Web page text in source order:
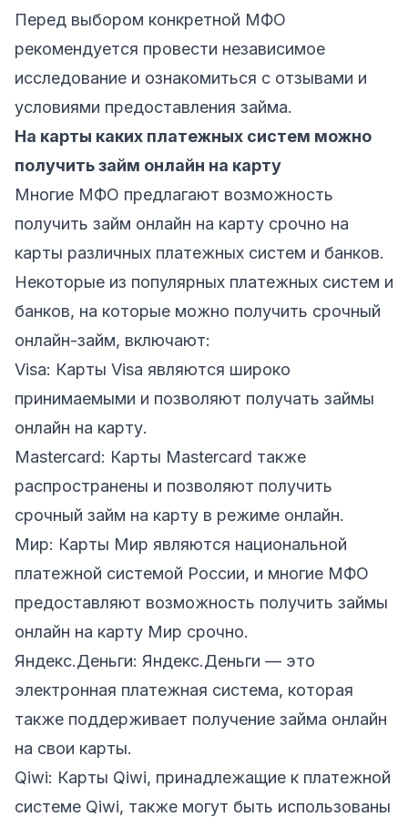
Перед выбором конкретной МФО
рекомендуется провести независимое
исследование и ознакомиться с отзывами и
условиями предоставления займа.
На карты каких платежных систем можно
получить займ онлайн на карту
Многие МФО предлагают возможность
получить займ онлайн на карту срочно на
карты различных платежных систем и банков.
Некоторые из популярных платежных систем и
банков, на которые можно получить срочный
онлайн-займ, включают:
Visa: Карты Visa являются широко
принимаемыми и позволяют получать займы
онлайн на карту.
Mastercard: Карты Mastercard также
распространены и позволяют получить
срочный займ на карту в режиме онлайн.
Мир: Карты Мир являются национальной
платежной системой России, и многие МФО
предоставляют возможность получить займы
онлайн на карту Мир срочно.
Яндекс.Деньги: Яндекс.Деньги — это
электронная платежная система, которая
также поддерживает получение займа онлайн
на свои карты.
Qiwi: Карты Qiwi, принадлежащие к платежной
системе Qiwi, также могут быть использованы